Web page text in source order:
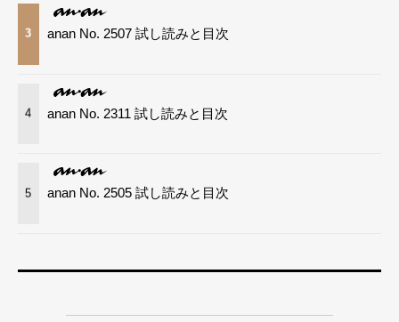
3 anan No. 2507 試し読みと目次
4 anan No. 2311 試し読みと目次
5 anan No. 2505 試し読みと目次